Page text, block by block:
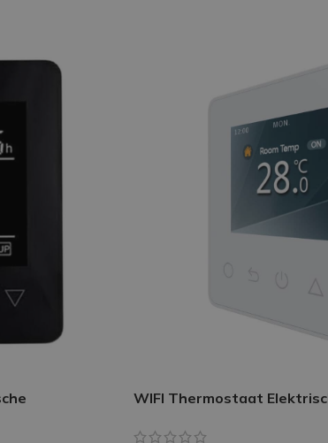
WIFI Thermostaat